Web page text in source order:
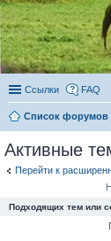
Ссылки FAQ
Список форумов
Активные
Перейти к
Подходящих тем или